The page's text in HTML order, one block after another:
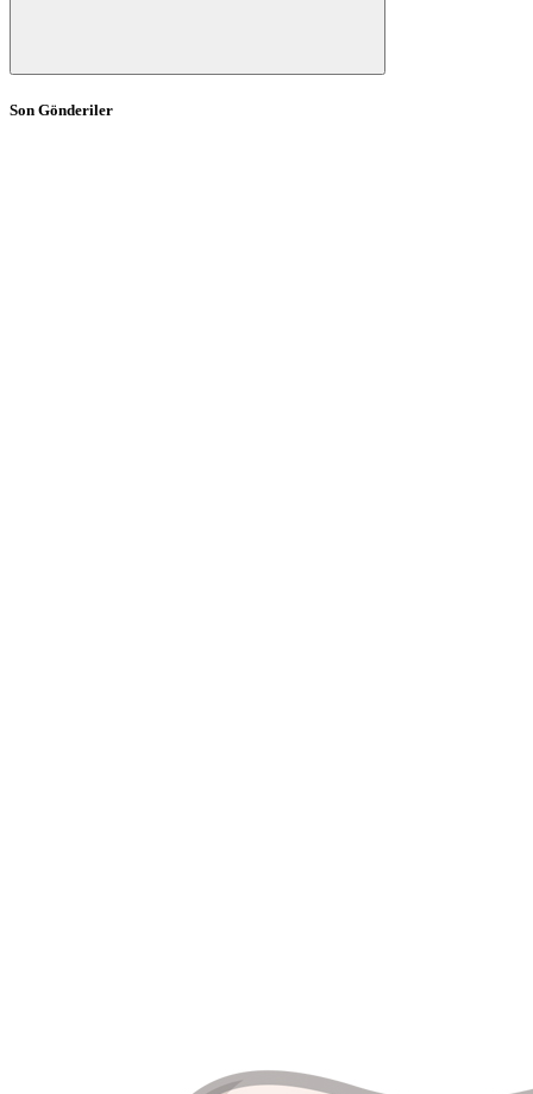
Son Gönderiler